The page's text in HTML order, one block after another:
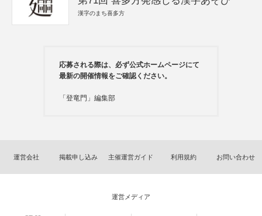
漢字のまち喜多方
応募される際は、必ず公式ホームページにて
最新の開催情報をご確認ください。
「登竜門」編集部
運営会社 掲載申し込み 主催運営ガイド 利用規約 お問い合わせ
運営メディア